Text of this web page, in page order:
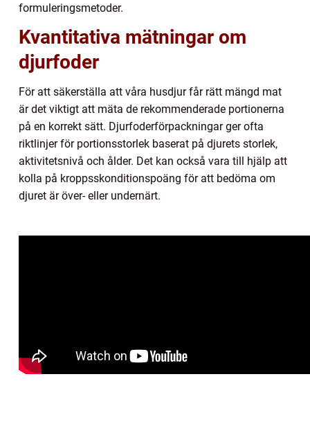
formuleringsmetoder.
Kvantitativa mätningar om
djurfoder
För att säkerställa att våra husdjur får rätt mängd mat
är det viktigt att mäta de rekommenderade portionerna
på en korrekt sätt. Djurfoderförpackningar ger ofta
riktlinjer för portionsstorlek baserat på djurets storlek,
aktivitetsnivå och ålder. Det kan också vara till hjälp att
kolla på kroppsskonditionspoäng för att bedöma om
djuret är över- eller undernärt.